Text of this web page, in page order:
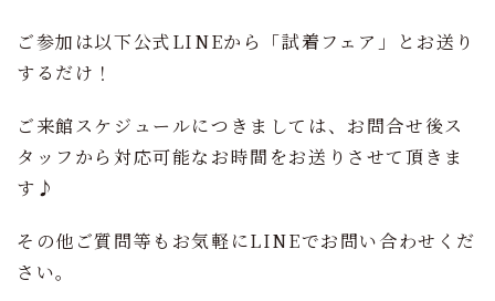
ご参加は以下公式LINEから「試着フェア」とお送り
するだけ！
ご来館スケジュールにつきましては、お問合せ後ス
タッフから対応可能なお時間をお送りさせて頂きま
す♪
その他ご質問等もお気軽にLINEでお問い合わせくだ
さい。